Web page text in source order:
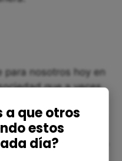
para nosotros hoy en
que a veces
los trabajos son
y que cada
manera al bienestar
a que otros
estos
día?